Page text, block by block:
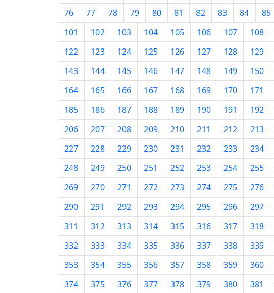
76
77 78 79 80 81 82 83 84 85
101
102 103 104 105 106 107 108
122
123 124 125 126 127 128 129
143
144 145 146 147 148 149 150
164
165 166 167 168 169 170 171
185
186 187 188 189 190 191 192
206
207 208 209 210 211 212 213
227
228 229 230 231 232 233 234
248
249 250 251 252 253 254 255
269
270 271 272 273 274 275 276
290
291 292 293 294 295 296 297
311
312 313 314 315 316 317 318
332
333 334 335 336 337 338 339
353
354 355 356 357 358 359 360
374
375 376 377 378 379 380 381